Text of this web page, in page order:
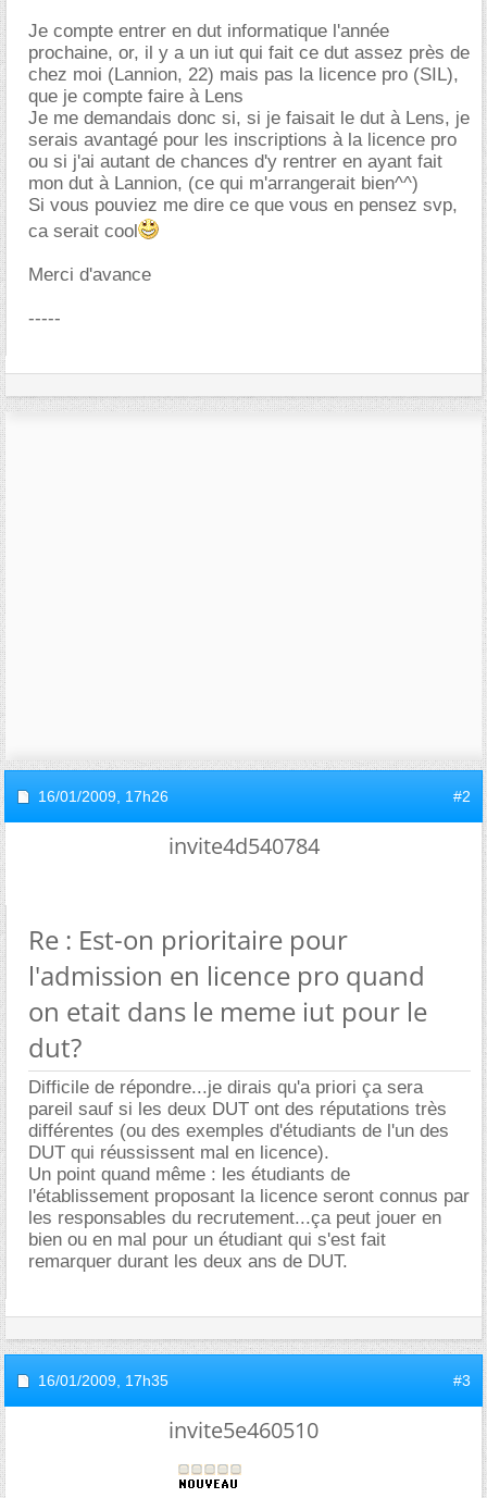
Je compte entrer en dut informatique l'année
prochaine, or, il y a un iut qui fait ce dut assez près de
chez moi (Lannion, 22) mais pas la licence pro (SIL),
que je compte faire à Lens
Je me demandais donc si, si je faisait le dut à Lens, je
serais avantagé pour les inscriptions à la licence pro
ou si j'ai autant de chances d'y rentrer en ayant fait
mon dut à Lannion, (ce qui m'arrangerait bien^^)
Si vous pouviez me dire ce que vous en pensez svp,
ca serait cool
Merci d'avance
-----
16/01/2009, 17h26 #2
invite4d540784
Re : Est-on prioritaire pour
l'admission en licence pro quand
on etait dans le meme iut pour le
dut?
Difficile de répondre...je dirais qu'a priori ça sera
pareil sauf si les deux DUT ont des réputations très
différentes (ou des exemples d'étudiants de l'un des
DUT qui réussissent mal en licence).
Un point quand même : les étudiants de
l'établissement proposant la licence seront connus par
les responsables du recrutement...ça peut jouer en
bien ou en mal pour un étudiant qui s'est fait
remarquer durant les deux ans de DUT.
16/01/2009, 17h35 #3
invite5e460510